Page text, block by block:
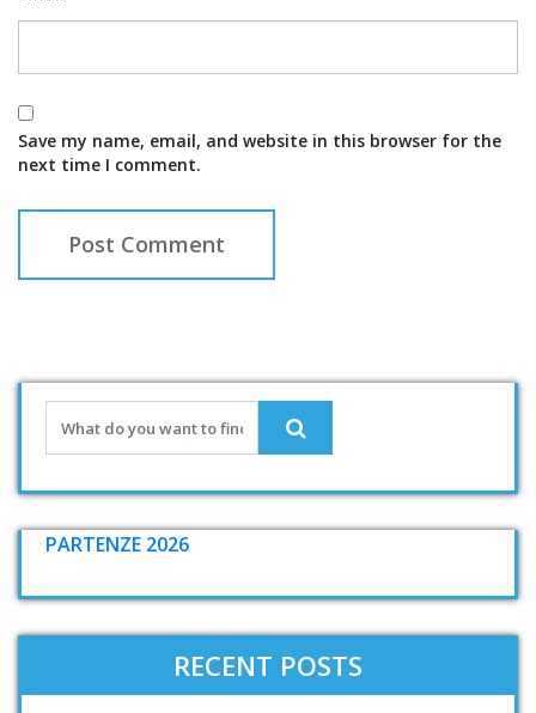
Save my name, email, and website in this browser for the
next time I comment.
PARTENZE 2026
RECENT POSTS